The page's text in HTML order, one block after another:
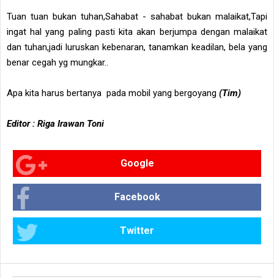
Tuan tuan bukan tuhan,Sahabat - sahabat bukan malaikat,Tapi
ingat hal yang paling pasti kita akan berjumpa dengan malaikat
dan tuhan,jadi luruskan kebenaran, tanamkan keadilan, bela yang
benar cegah yg mungkar..
Apa kita harus bertanya pada mobil yang bergoyang (Tim)
Editor : Riga Irawan Toni
Google
Facebook
Twitter